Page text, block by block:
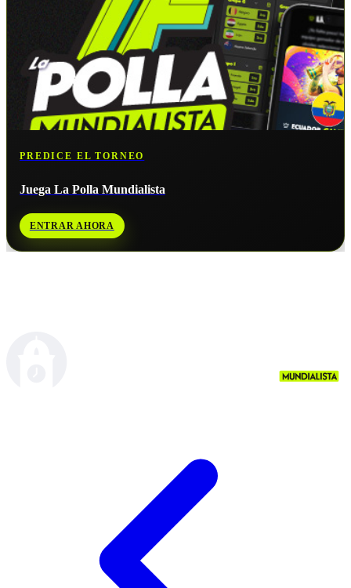
PREDICE EL TORNEO
Juega La Polla Mundialista
ENTRAR AHORA